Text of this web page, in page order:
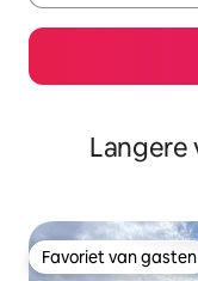
Langere
Favoriet van gasten
Favoriet van gasten